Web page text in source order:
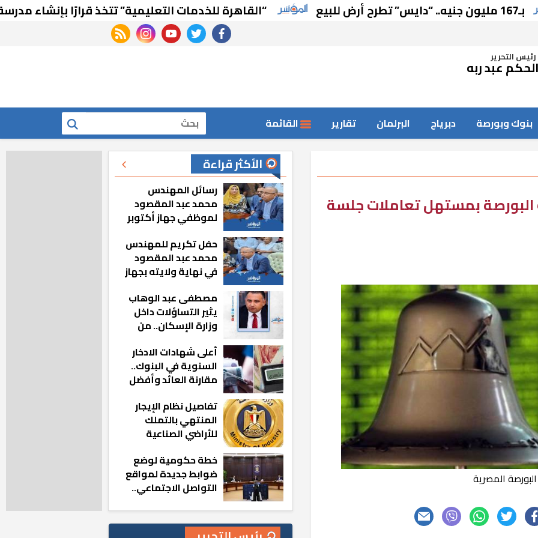
“القاهرة للخدمات التعليمية” تتخذ قرارًا بإنشاء مدرسة في
facebook
twitter
youtube
instagram
rss feed
رئيس التحريرعبد ربه
بنوك وبورصة دبرياج البرلمان تقارير القائمة بحث
بمستهل تعاملات جلسة
البورصة المصرية
الأكثر قراءة
رسائل المهندس
محمد عبد المقصود
لموظفي جهاز أكتوبر
مشيت والمدينة
رجعت للخلف»
حفل تكريم للمهندس
محمد عبد المقصود
في نهاية ولايته بجهاز
مصطفى عبد الوهاب
يثير التساؤلات داخل
وزارة الإسكان.. من
المناصب؟
أعلى شهادات الادخار
السنوية في البنوك..
مقارنة العائد وأفضل
تفاصيل نظام الإيجار
المنتهي بالتملك
للأراضي الصناعية
خطة حكومية لوضع
ضوابط جديدة لمواقع
التواصل الاجتماعي..